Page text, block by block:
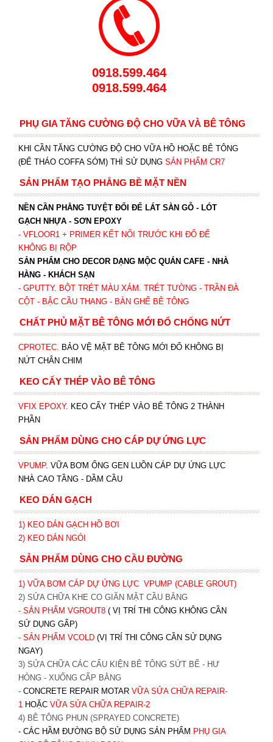
0918.599.464
0918.599.464
PHỤ GIA TĂNG CƯỜNG ĐỘ CHO VỮA VÀ BÊ TÔNG
KHI CẦN TĂNG CƯỜNG ĐỘ CHO VỮA HỒ HOẶC BÊ TÔNG
(ĐỂ THÁO COFFA SỚM) THÌ SỬ DỤNG SẢN PHẨM CR7
SẢN PHẨM TẠO PHẲNG BỀ MẶT NỀN
NỀN CẦN PHẲNG TUYỆT ĐỐI ĐỂ LÁT SÀN GỖ - LÓT
GẠCH NHỰA - SƠN EPOXY
- VFLOOR1+ PRIMER KẾT NỐI TRƯỚC KHI ĐỔ ĐỂ
KHÔNG BỊ RỘP
SẢN PHẨM CHO DECOR DẠNG MỘC QUÁN CAFE - NHÀ
HÀNG - KHÁCH SẠN
- GPUTTY. BỘT TRÉT MÀU XÁM. TRÉT TƯỜNG - TRẦN ĐÀ
CỘT - BẬC CẦU THANG - BÀN GHẾ BÊ TÔNG
CHẤT PHỦ MẶT BÊ TÔNG MỚI ĐỔ CHỐNG NỨT
CPROTEC. BẢO VỆ MẶT BÊ TÔNG MỚI ĐỔ KHÔNG BỊ
NỨT CHÂN CHIM
KEO CẤY THÉP VÀO BÊ TÔNG
VFIX EPOXY. KEO CẤY THÉP VÀO BÊ TÔNG 2 THÀNH
PHẦN
SẢN PHẨM DÙNG CHO CÁP DỰ ỨNG LỰC
VPUMP. VỮA BƠM ỐNG GEN LUỒN CÁP DỰ ỨNG LỰC
NHÀ CAO TẦNG - DẦM CẦU
KEO DÁN GẠCH
1) KEO DÁN GẠCH HỒ BƠI
2) KEO DÁN NGÓI
SẢN PHẨM DÙNG CHO CẦU ĐƯỜNG
1) VỮA BƠM CÁP DỰ ỨNG LỰC VPUMP (CABLE GROUT)
2) SỬA CHỮA KHE CO GIÃN MẶT CẦU BẰNG
- SẢN PHẨM VGROUT8 ( VỊ TRÍ THI CÔNG KHÔNG CẦN
SỬ DỤNG GẤP)
- SẢN PHẨM VCOLD (VỊ TRÍ THI CÔNG CẦN SỬ DỤNG
NGAY)
3) SỬA CHỮA CÁC CẤU KIỆN BÊ TÔNG SỨT BỂ - HƯ
HỎNG - XUỐNG CẤP BẰNG
- CONCRETE REPAIR MOTAR VỮA SỬA CHỮA REPAIR-
1 HOẶC VỮA SỬA CHỮA REPAIR-2
4) BÊ TÔNG PHUN (SPRAYED CONCRETE)
- CÁC HẦM ĐƯỜNG BỘ SỬ DỤNG SẢN PHẨM PHỤ GIA